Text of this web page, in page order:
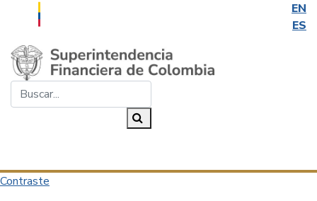
EN
ES
Saltar al contenido principal
Contraste